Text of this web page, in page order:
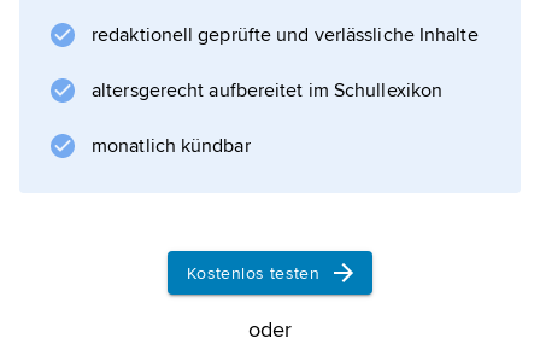
redaktionell geprüfte und verlässliche Inhalte
altersgerecht aufbereitet im Schullexikon
monatlich kündbar
Kostenlos testen
oder